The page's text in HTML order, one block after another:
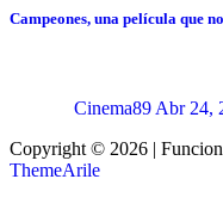
Campeones, una película que
Cinema89 Abr 24,
Copyright © 2026 |
ThemeArile